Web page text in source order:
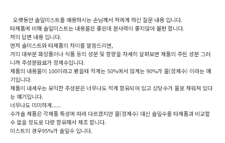
오랫동안 솔잎미스트를 애용하시는 손님께서 저에게 하신 질문 내용 입니다.
타제품에 비해 솔잎미스트는 내용물은 좋은데 분사력이 좋치않아 불편 합니다.
저의 답변 내용 입니다.
먼저 솔미스트와 타제품의 차이를 말씀드리면,
거의 대부분 화장품이나 식품 등의 성분 및 함량을 자세히 살펴보면 제품의 주된 성분 그러
니까 주성분원료가 정제수입니다.
제품의 내용물이 100이라고 봤을때 적게는 50%에서 많게는 90%가 물(정제수) 이라는 얘
기입니다.
제품이 내세우는 유익한 주성분은 너무나도 적게 함유되어 있고 상당수가 물로 채워져 있다
는 얘기입니다.
너무나도 미미하게......
수가솔 제품은 각제품 특성에 따라 다르겠지만 물(정제수) 대신 솔잎수를 타제품과 비교할
수 없을 정도로 다량 함유해서 제조 합니다.
미스트의 경우95%가 솔잎수 입니다.